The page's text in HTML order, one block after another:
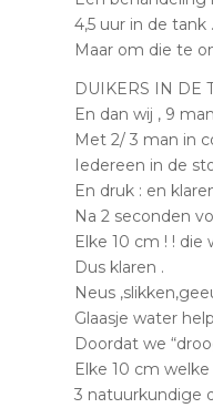
4,5 uur in de tank .
Maar om die te
DUIKERS IN DE
En dan wij , 9
Met 2/ 3 man in
Iedereen in de
En druk : en
Na 2 seconden
Elke 10 cm ! ! die
Dus klaren .
Neus
Glaasje water
Doordat we
Elke 10 cm
3 natuurkundige